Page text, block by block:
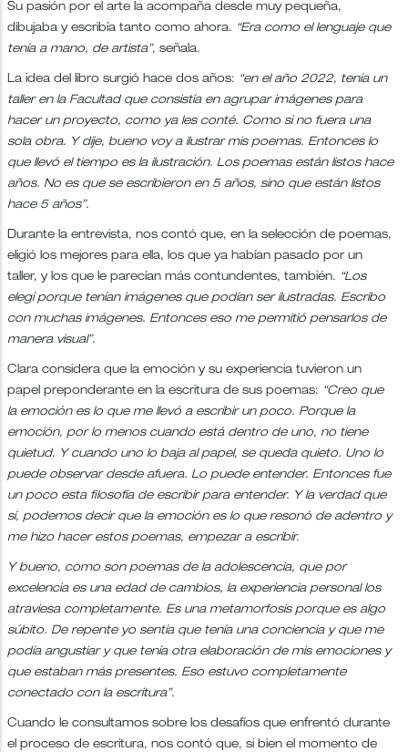
Su pasión por el arte la acompaña desde muy pequeña,
dibujaba y escribía tanto como ahora. “Era como el lenguaje que
tenía a mano, de artista”, señala.
La idea del libro surgió hace dos años: “en el año 2022, tenía un
taller en la Facultad que consistía en agrupar imágenes para
hacer un proyecto, como ya les conté. Como si no fuera una
sola obra. Y dije, bueno voy a ilustrar mis poemas. Entonces lo
que llevó el tiempo es la ilustración. Los poemas están listos hace
años. No es que se escribieron en 5 años, sino que están listos
hace 5 años”.
Durante la entrevista, nos contó que, en la selección de poemas,
eligió los mejores para ella, los que ya habían pasado por un
taller, y los que le parecían más contundentes, también. “Los
elegí porque tenían imágenes que podían ser ilustradas. Escribo
con muchas imágenes. Entonces eso me permitió pensarlos de
manera visual”.
Clara considera que la emoción y su experiencia tuvieron un
papel preponderante en la escritura de sus poemas: “Creo que
la emoción es lo que me llevó a escribir un poco. Porque la
emoción, por lo menos cuando está dentro de uno, no tiene
quietud. Y cuando uno lo baja al papel, se queda quieto. Uno lo
puede observar desde afuera. Lo puede entender. Entonces fue
un poco esta filosofía de escribir para entender. Y la verdad que
sí, podemos decir que la emoción es lo que resonó de adentro y
me hizo hacer estos poemas, empezar a escribir.
Y bueno, como son poemas de la adolescencia, que por
excelencia es una edad de cambios, la experiencia personal los
atraviesa completamente. Es una metamorfosis porque es algo
súbito. De repente yo sentía que tenía una conciencia y que me
podía angustiar y que tenía otra elaboración de mis emociones y
que estaban más presentes. Eso estuvo completamente
conectado con la escritura”.
Cuando le consultamos sobre los desafíos que enfrentó durante
el proceso de escritura, nos contó que, si bien el momento de